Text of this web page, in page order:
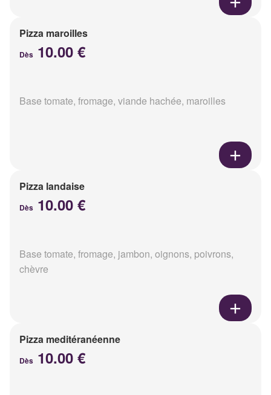
Pizza maroilles
Dès 10.00 €
Base tomate, fromage, viande hachée, maroilles
Pizza landaise
Dès 10.00 €
Base tomate, fromage, jambon, oignons, poivrons,
chèvre
Pizza meditéranéenne
Dès 10.00 €